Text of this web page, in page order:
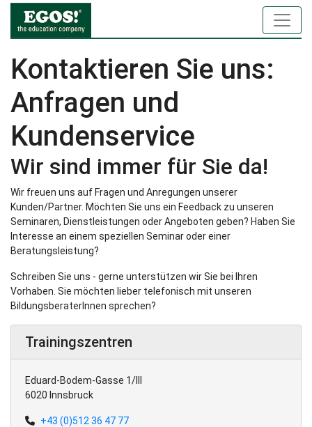
Kontaktieren Sie uns:
Anfragen und
Kundenservice
Wir sind immer für Sie da!
Wir freuen uns auf Fragen und Anregungen unserer
Kunden/Partner. Möchten Sie uns ein Feedback zu unseren
Seminaren, Dienstleistungen oder Angeboten geben? Haben Sie
Interesse an einem speziellen Seminar oder einer
Beratungsleistung?
Schreiben Sie uns - gerne unterstützen wir Sie bei Ihren
Vorhaben. Sie möchten lieber telefonisch mit unseren
BildungsberaterInnen sprechen?
Trainingszentren
Eduard-Bodem-Gasse 1/III
6020 Innsbruck
+43 (0)512 36 47 77